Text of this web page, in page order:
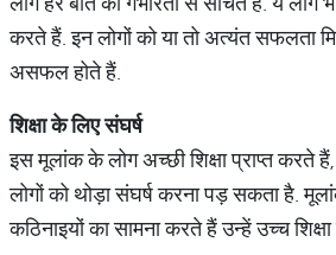
करते हैं. इन लोगों को या तो अत्यंत सफलता
असफल होते हैं.
शिक्षाकेलिएसंघर्ष
इस मूलांक के लोग अच्छी शिक्षा प्राप्त करते
लोगों को थोड़ा संघर्ष करना पड़ सकता है.
कठिनाइयों का सामना करते हैं उन्हें उच्च शिक्षा